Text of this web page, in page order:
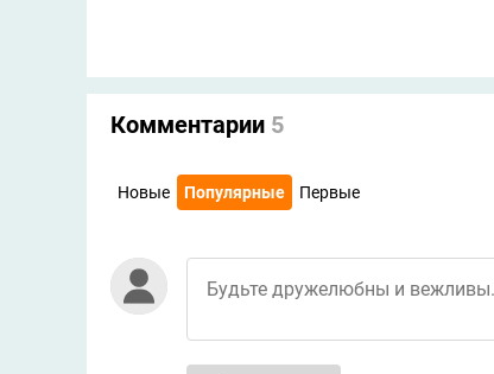
Комментарии 5
Новые Популярные Первые